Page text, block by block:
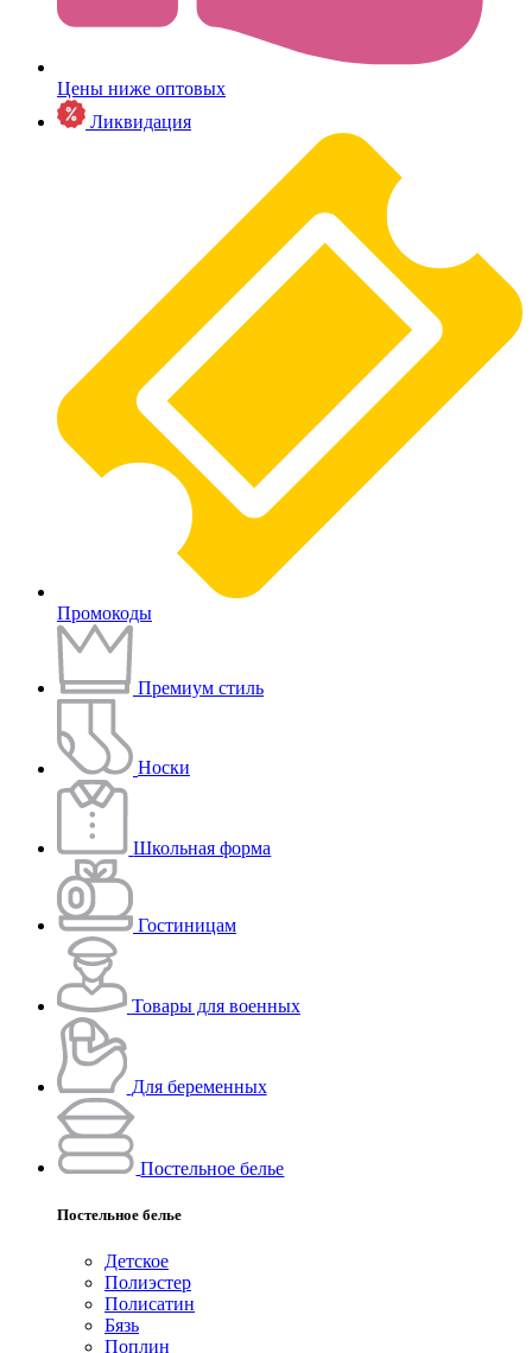
Цены ниже оптовых
Ликвидация
Промокоды
Премиум стиль
Носки
Школьная форма
Гостиницам
Товары для военных
Для беременных
Постельное белье
Постельное белье
Детское
Полиэстeр
Полисатин
Бязь
Поплин